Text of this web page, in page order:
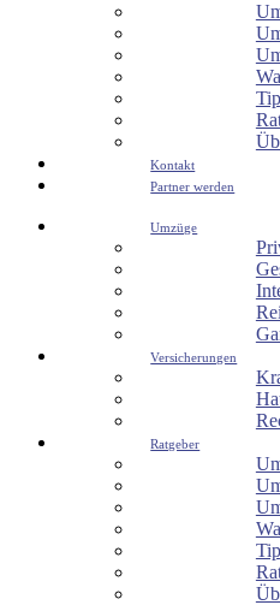
Kontakt
Partner werden
Umzüge
Versicherungen
Ratgeber